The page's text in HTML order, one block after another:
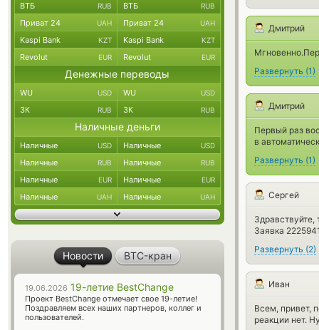
Дмитрий
Развернуть (1)
Дмитрий
Первый раз
в
Развернуть (1)
Сергей
Здравствуйте,
Заявка
Развернуть (2)
Иван
Всем, привет,
реакции нет.
ВТБ RUB ВТБ RUB
Приват 24 UAH Приват 24 UAH
Kaspi Bank KZT Kaspi Bank KZT
Revolut EUR Revolut EUR
Денежные переводы
WU USD WU USD
ЗК RUB ЗК RUB
Наличные деньги
Наличные USD Наличные USD
Наличные RUB Наличные RUB
Наличные EUR Наличные EUR
Наличные UAH Наличные UAH
Новости BTC-кран
19.06.2026 19-летие BestChange
Проект BestChange отмечает свое 19-летие!
Поздравляем всех наших партнеров, коллег и
пользователей.